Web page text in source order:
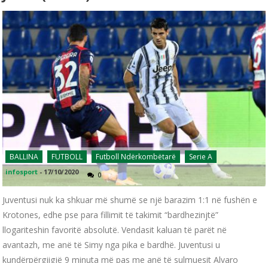
BALLINA FUTBOLL Futboll Ndërkombëtarë Serie A
infosport - 17/10/2020 0
Juventusi nuk ka shkuar më shumë se një barazim 1:1 në fushën e
Krotones, edhe pse para fillimit të takimit “bardhezinjtë”
llogariteshin favoritë absolutë. Vendasit kaluan të parët në
avantazh, me anë të Simy nga pika e bardhë. Juventusi u
kundërpërgjigjë 9 minuta më pas me anë të sulmuesit Alvaro